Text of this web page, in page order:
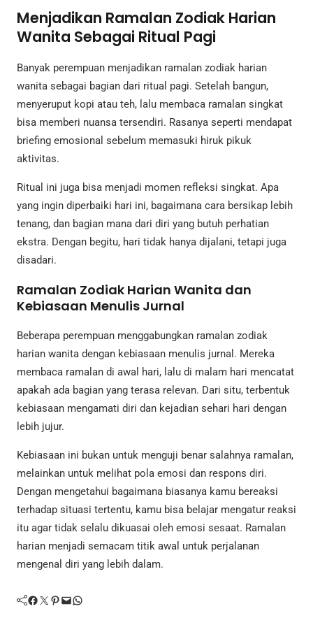
Menjadikan Ramalan Zodiak Harian
Wanita Sebagai Ritual Pagi
Banyak perempuan menjadikan ramalan zodiak harian
wanita sebagai bagian dari ritual pagi. Setelah bangun,
menyeruput kopi atau teh, lalu membaca ramalan singkat
bisa memberi nuansa tersendiri. Rasanya seperti mendapat
briefing emosional sebelum memasuki hiruk pikuk
aktivitas.
Ritual ini juga bisa menjadi momen refleksi singkat. Apa
yang ingin diperbaiki hari ini, bagaimana cara bersikap lebih
tenang, dan bagian mana dari diri yang butuh perhatian
ekstra. Dengan begitu, hari tidak hanya dijalani, tetapi juga
disadari.
Ramalan Zodiak Harian Wanita dan
Kebiasaan Menulis Jurnal
Beberapa perempuan menggabungkan ramalan zodiak
harian wanita dengan kebiasaan menulis jurnal. Mereka
membaca ramalan di awal hari, lalu di malam hari mencatat
apakah ada bagian yang terasa relevan. Dari situ, terbentuk
kebiasaan mengamati diri dan kejadian sehari hari dengan
lebih jujur.
Kebiasaan ini bukan untuk menguji benar salahnya ramalan,
melainkan untuk melihat pola emosi dan respons diri.
Dengan mengetahui bagaimana biasanya kamu bereaksi
terhadap situasi tertentu, kamu bisa belajar mengatur reaksi
itu agar tidak selalu dikuasai oleh emosi sesaat. Ramalan
harian menjadi semacam titik awal untuk perjalanan
mengenal diri yang lebih dalam.
Facebook Twitter Pinterest Mail WhatsApp